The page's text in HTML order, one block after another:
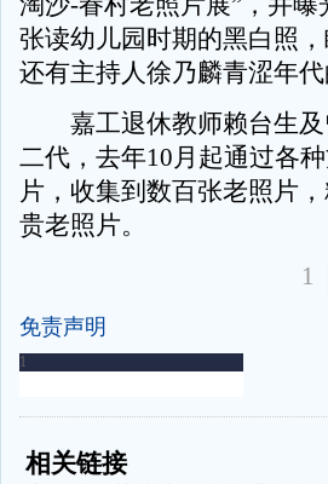
张读幼儿园时期的黑白照
还有主持人徐乃麟青涩年代
嘉工退休教师赖台生及
二代，去年10月起通过各
片，收集到数百张老照片
贵老照片。
1
免责声明
-
相关链接